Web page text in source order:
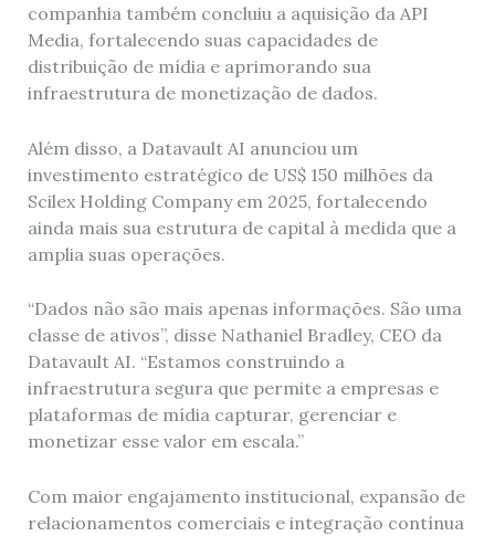
companhia também concluiu a aquisição da API
Media, fortalecendo suas capacidades de
distribuição de mídia e aprimorando sua
infraestrutura de monetização de dados.
Além disso, a Datavault AI anunciou um
investimento estratégico de US$ 150 milhões da
Scilex Holding Company em 2025, fortalecendo
ainda mais sua estrutura de capital à medida que a
amplia suas operações.
“Dados não são mais apenas informações. São uma
classe de ativos”, disse Nathaniel Bradley, CEO da
Datavault AI. “Estamos construindo a
infraestrutura segura que permite a empresas e
plataformas de mídia capturar, gerenciar e
monetizar esse valor em escala.”
Com maior engajamento institucional, expansão de
relacionamentos comerciais e integração contínua